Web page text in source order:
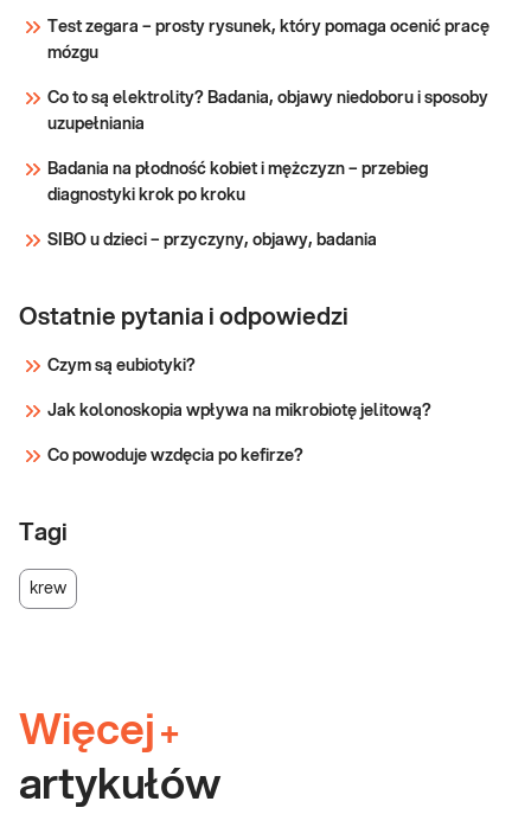
stanów zakrzepowych (badanie
Test zegara – prosty rysunek, który pomaga ocenić pracę
mózgu
Co to są elektrolity? Badania, objawy niedoboru i sposoby
uzupełniania
Badania na płodność kobiet i mężczyzn – przebieg
diagnostyki krok po kroku
SIBO u dzieci – przyczyny, objawy, badania
Ostatnie pytania i odpowiedzi
Czym są eubiotyki?
Jak kolonoskopia wpływa na mikrobiotę jelitową?
Co powoduje wzdęcia po kefirze?
Tagi
krew
Więcej +
artykułów